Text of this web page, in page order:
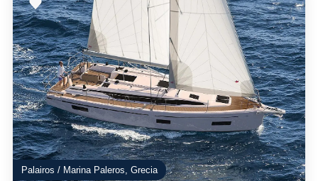
Palairos / Marina Paleros, Grecia